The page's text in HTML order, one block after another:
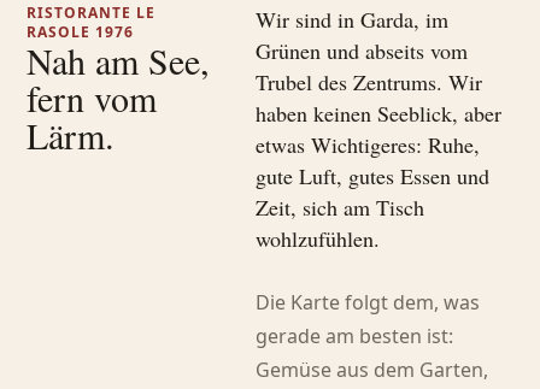
RISTORANTE LE
RASOLE 1976
Nah am See,
fern vom
Lärm.
Wir sind in Garda, im
Grünen und abseits vom
Trubel des Zentrums. Wir
haben keinen Seeblick, aber
etwas Wichtigeres: Ruhe,
gute Luft, gutes Essen und
Zeit, sich am Tisch
wohlzufühlen.
Die Karte folgt dem, was
gerade am besten ist:
Gemüse aus dem Garten,